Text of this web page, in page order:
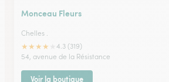
Monceau Fleurs
Chelles .
★★★★
4.3 (319)
54, avenue de la Résistance
Voir la boutique